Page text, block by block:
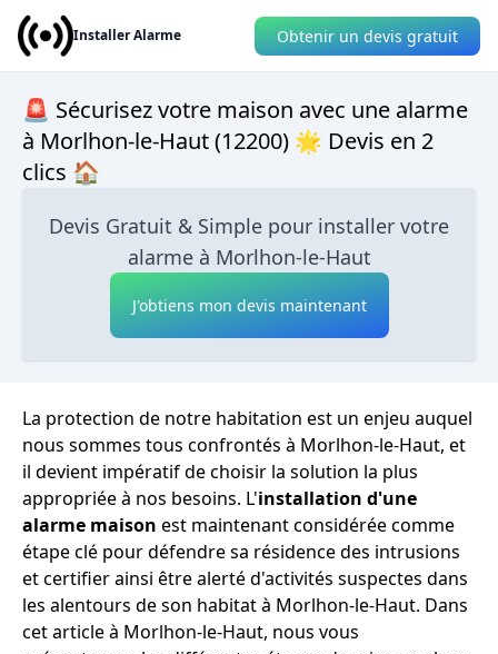
Installer Alarme Obtenir un devis gratuit
🚨 Sécurisez votre maison avec une alarme
à Morlhon-le-Haut (12200) 🌟 Devis en 2
clics 🏠
Devis Gratuit & Simple pour installer votre
alarme à Morlhon-le-Haut
J'obtiens mon devis maintenant
La protection de notre habitation est un enjeu auquel
nous sommes tous confrontés à Morlhon-le-Haut, et
il devient impératif de choisir la solution la plus
appropriée à nos besoins. L'installation d'une
alarme maison est maintenant considérée comme
étape clé pour défendre sa résidence des intrusions
et certifier ainsi être alerté d'activités suspectes dans
les alentours de son habitat à Morlhon-le-Haut. Dans
cet article à Morlhon-le-Haut, nous vous